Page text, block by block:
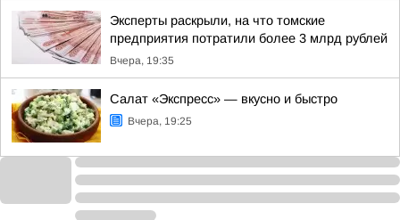
Эксперты раскрыли, на что томские
предприятия потратили более 3 млрд рублей
Вчера, 19:35
Салат «Экспресс» — вкусно и быстро
Вчера, 19:25